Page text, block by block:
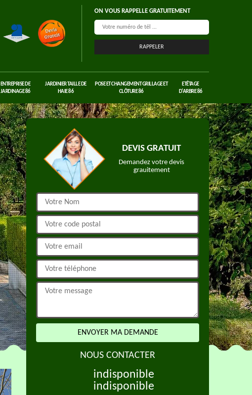
ON VOUS RAPPELLE GRATUITEMENT
ENTREPRISE DE
JARDINAGE 86
JARDINIER TAILLE DE
HAIE 86
POSE ET CHANGEMENT GRILLAGE ET
CLÔTURE 86
ETÊTAGE
D'ARBRE 86
DEVIS GRATUIT
Demandez votre devis
grauitement
NOUS CONTACTER
indisponible
indisponible